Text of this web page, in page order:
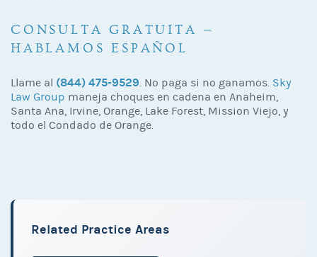
CONSULTA GRATUITA —
HABLAMOS ESPAÑOL
Llame al (844) 475-9529. No paga si no ganamos. Sky
Law Group maneja choques en cadena en Anaheim,
Santa Ana, Irvine, Orange, Lake Forest, Mission Viejo, y
todo el Condado de Orange.
Related Practice Areas